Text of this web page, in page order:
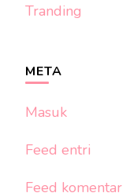
Tranding
META
Masuk
Feed entri
Feed komentar